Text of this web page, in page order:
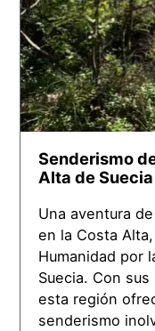
Senderismo
Alta de Suecia
Una aventura
en la Costa
Humanidad por
Suecia. Con
esta región
senderismo